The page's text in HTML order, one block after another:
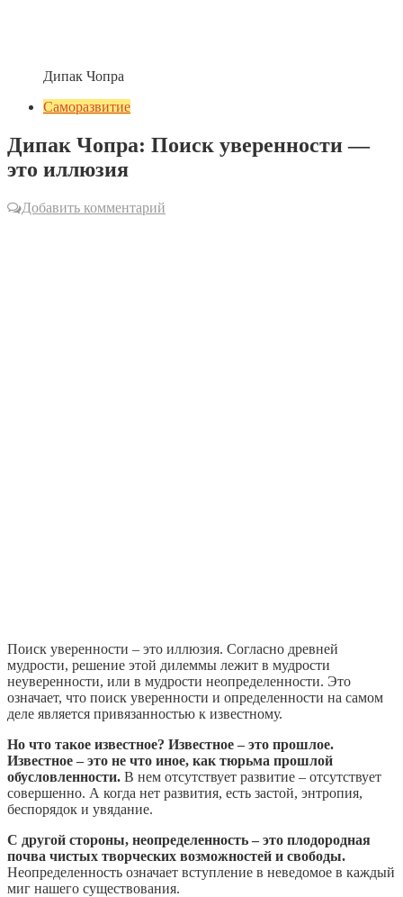
Дипак Чопра
Саморазвитие
Дипак Чопра: Поиск уверенности —
это иллюзия
Добавить комментарий
Поиск уверенности – это иллюзия. Согласно древней
мудрости, решение этой дилеммы лежит в мудрости
неуверенности, или в мудрости неопределенности. Это
означает, что поиск уверенности и определенности на самом
деле является привязанностью к известному.
Но что такое известное? Известное – это прошлое.
Известное – это не что иное, как тюрьма прошлой
обусловленности. В нем отсутствует развитие – отсутствует
совершенно. А когда нет развития, есть застой, энтропия,
беспорядок и увядание.
С другой стороны, неопределенность – это плодородная
почва чистых творческих возможностей и свободы.
Неопределенность означает вступление в неведомое в каждый
миг нашего существования.